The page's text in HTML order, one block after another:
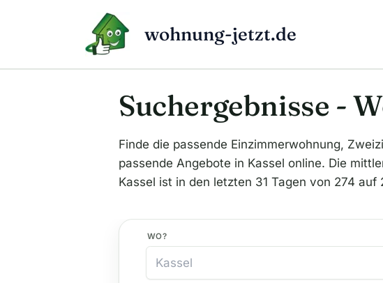
wohnung-jetzt.de
Suchergebnisse -
Finde die passende Einzimmerwohnung,
passende Angebote in Kassel online. Die
Kassel ist in den letzten 31 Tagen von 274 auf
WO?